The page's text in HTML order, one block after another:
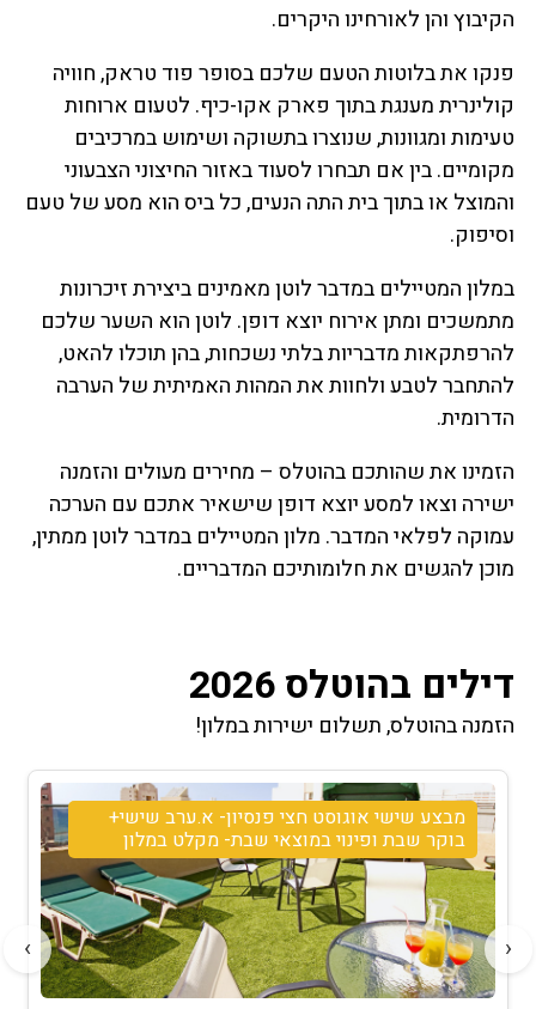
הקיבוץ והן לאורחינו היקרים.
פנקו את בלוטות הטעם שלכם בסופר פוד טראק, חוויה
קולינרית מענגת בתוך פארק אקו-כיף. לטעום ארוחות
טעימות ומגוונות, שנוצרו בתשוקה ושימוש במרכיבים
מקומיים. בין אם תבחרו לסעוד באזור החיצוני הצבעוני
והמוצל או בתוך בית התה הנעים, כל ביס הוא מסע של טעם
וסיפוק.
במלון המטיילים במדבר לוטן מאמינים ביצירת זיכרונות
מתמשכים ומתן אירוח יוצא דופן. לוטן הוא השער שלכם
להרפתקאות מדבריות בלתי נשכחות, בהן תוכלו להאט,
להתחבר לטבע ולחוות את המהות האמיתית של הערבה
הדרומית.
הזמינו את שהותכם בהוטלס – מחירים מעולים והזמנה
ישירה וצאו למסע יוצא דופן שישאיר אתכם עם הערכה
עמוקה לפלאי המדבר. מלון המטיילים במדבר לוטן ממתין,
מוכן להגשים את חלומותיכם המדבריים.
דילים בהוטלס 2026
הזמנה בהוטלס, תשלום ישירות במלון!
מבצע שישי אוגוסט חצי פנסיון- א.ערב שישי+
בוקר שבת ופינוי במוצאי שבת- מקלט במלון
‹
›